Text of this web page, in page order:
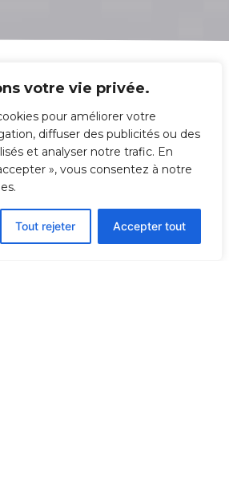
votre vie privée.
pour améliorer votre
diffuser des publicités ou des
et analyser notre trafic. En
», vous consentez à notre
Tout rejeter Accepter tout